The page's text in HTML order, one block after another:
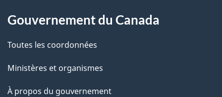
a
g
e
a
c
i
o
Gouvernement du Canada
Toutes les coordonnées
Ministères et organismes
À propos du gouvernement